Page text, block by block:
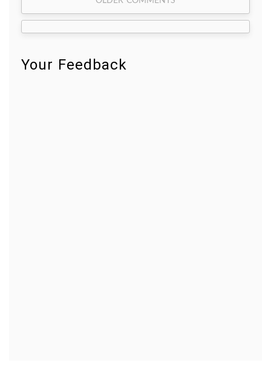
navigation
Your Feedback